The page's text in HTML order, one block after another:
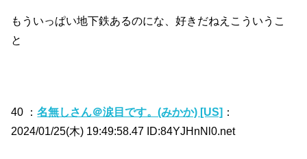
もういっぱい地下鉄あるのにな、好きだねえこういうこ
と
40 ：名無しさん＠涙目です。(みかか) [US] ：
2024/01/25(木) 19:49:58.47 ID:84YJHnNl0.net